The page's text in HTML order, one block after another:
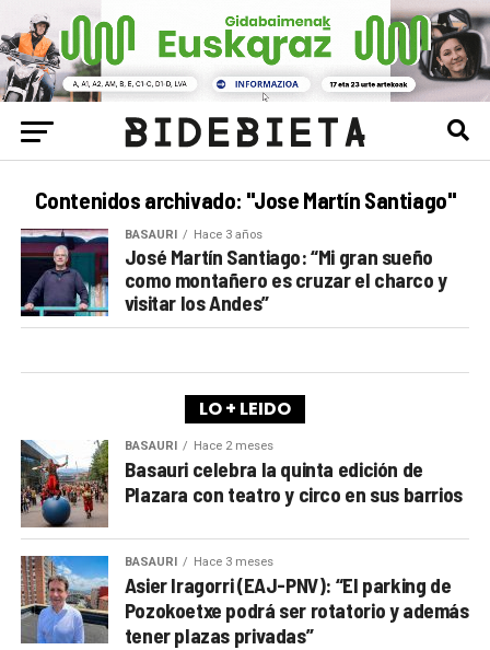
Contenidos archivado: "Jose Martín Santiago"
BASAURI Hace 3 años
José Martín Santiago: “Mi gran sueño
como montañero es cruzar el charco y
visitar los Andes”
LO + LEIDO
BASAURI Hace 2 meses
Basauri celebra la quinta edición de
Plazara con teatro y circo en sus barrios
BASAURI Hace 3 meses
Asier Iragorri (EAJ-PNV): “El parking de
Pozokoetxe podrá ser rotatorio y además
tener plazas privadas”